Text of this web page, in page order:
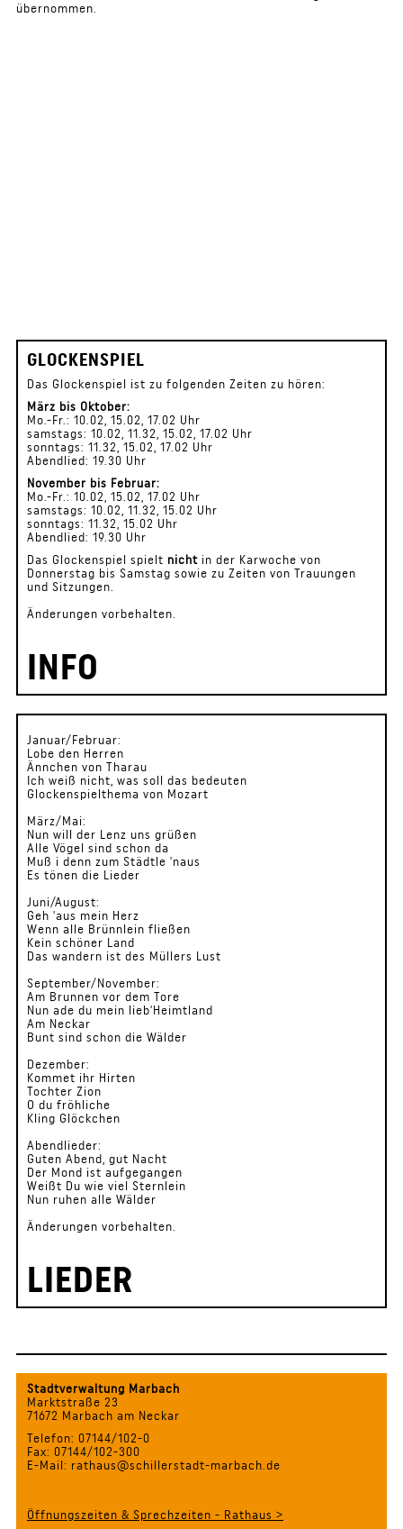
übernommen.
GLOCKENSPIEL
Das Glockenspiel ist zu folgenden Zeiten zu hören:
März bis Oktober:
Mo.-Fr.: 10.02, 15.02, 17.02 Uhr
samstags: 10.02, 11.32, 15.02, 17.02 Uhr
sonntags: 11.32, 15.02, 17.02 Uhr
Abendlied: 19.30 Uhr
November bis Februar:
Mo.-Fr.: 10.02, 15.02, 17.02 Uhr
samstags: 10.02, 11.32, 15.02 Uhr
sonntags: 11.32, 15.02 Uhr
Abendlied: 19.30 Uhr
Das Glockenspiel spielt nichtin der Karwoche von
Donnerstag bis Samstag sowie zu Zeiten von Trauungen
und Sitzungen.
Änderungen vorbehalten.
INFO
Januar/Februar:
Lobe den Herren
Ännchen von Tharau
Ich weiß nicht, was soll das bedeuten
Glockenspielthema von Mozart
März/Mai:
Nun will der Lenz uns grüßen
Alle Vögel sind schon da
Muß i denn zum Städtle 'naus
Es tönen die Lieder
Juni/August:
Geh 'aus mein Herz
Wenn alle Brünnlein fließen
Kein schöner Land
Das wandern ist des Müllers Lust
September/November:
Am Brunnen vor dem Tore
Nun ade du mein lieb'Heimtland
Am Neckar
Bunt sind schon die Wälder
Dezember:
Kommet ihr Hirten
Tochter Zion
O du fröhliche
Kling Glöckchen
Abendlieder:
Guten Abend, gut Nacht
Der Mond ist aufgegangen
Weißt Du wie viel Sternlein
Nun ruhen alle Wälder
Änderungen vorbehalten.
LIEDER
Stadtverwaltung Marbach
Marktstraße 23
71672 Marbach am Neckar
Telefon: 07144/102-0
Fax: 07144/102-300
E-Mail: rathaus@schillerstadt-marbach.de
Öffnungszeiten & Sprechzeiten - Rathaus >